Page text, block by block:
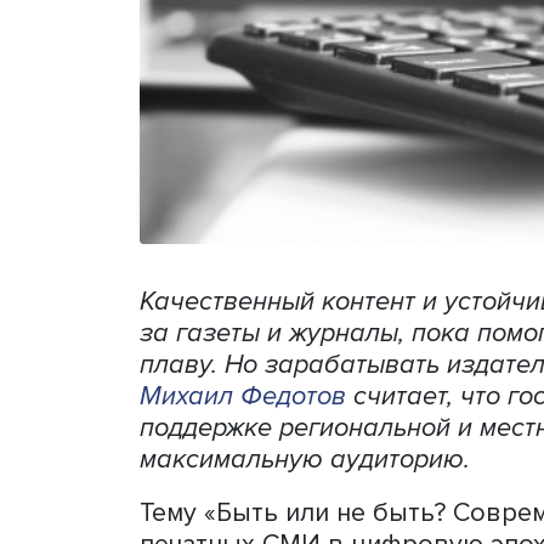
Качественный контент и